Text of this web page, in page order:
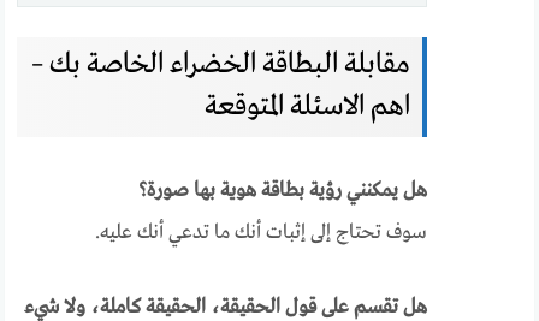
مقابلة البطاقة الخضراء الخاصة بك –
اهم الاسئلة المتوقعة
هل يمكنني رؤية بطاقة هوية بها صورة؟
سوف تحتاج إلى إثبات أنك ما تدعي أنك عليه.
هل تقسم على قول الحقيقة، الحقيقة كاملة، ولا شيء